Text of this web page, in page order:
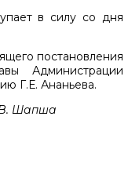
в силу со дня
постановления
Администрации
Г.Е. Ананьева.
Шапша